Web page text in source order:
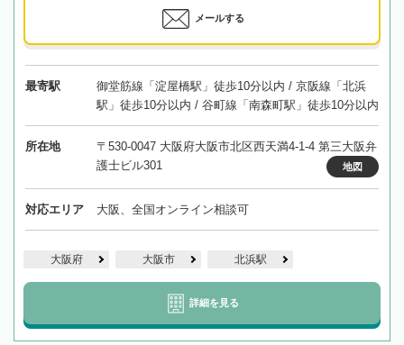
メールする
最寄駅
御堂筋線「淀屋橋駅」徒歩10分以内 / 京阪線「北浜
駅」徒歩10分以内 / 谷町線「南森町駅」徒歩10分以内
所在地
〒530-0047 大阪府大阪市北区西天満4-1-4 第三大阪弁
護士ビル301
地図
対応エリア 大阪、全国オンライン相談可
大阪府 大阪市 北浜駅
詳細を見る